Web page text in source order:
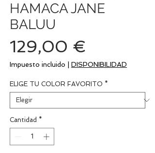
HAMACA JANE
BALUU
129,00 €
Impuesto incluido DISPONIBILIDAD
ELIGE TU COLOR FAVORITO *
Cantidad *